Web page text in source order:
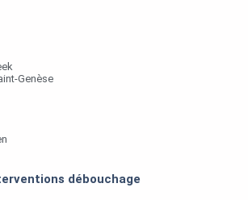
Genèse
débouchage